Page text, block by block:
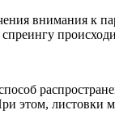
внимания к
этом, листовки